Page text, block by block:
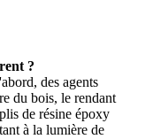
?
des agents
du bois, le rendant
de résine époxy
à la lumière de